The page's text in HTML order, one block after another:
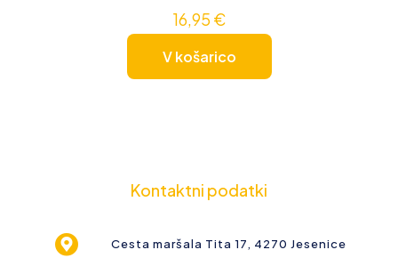
16,95 €
V košarico
Kontaktni podatki
Cesta maršala Tita 17, 4270 Jesenice